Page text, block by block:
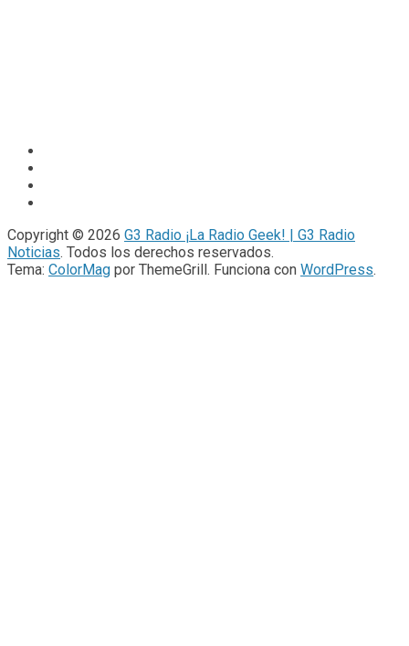
Copyright © 2026 G3 Radio ¡La Radio Geek! | G3 Radio
Noticias. Todos los derechos reservados.
Tema: ColorMag por ThemeGrill. Funciona con WordPress.